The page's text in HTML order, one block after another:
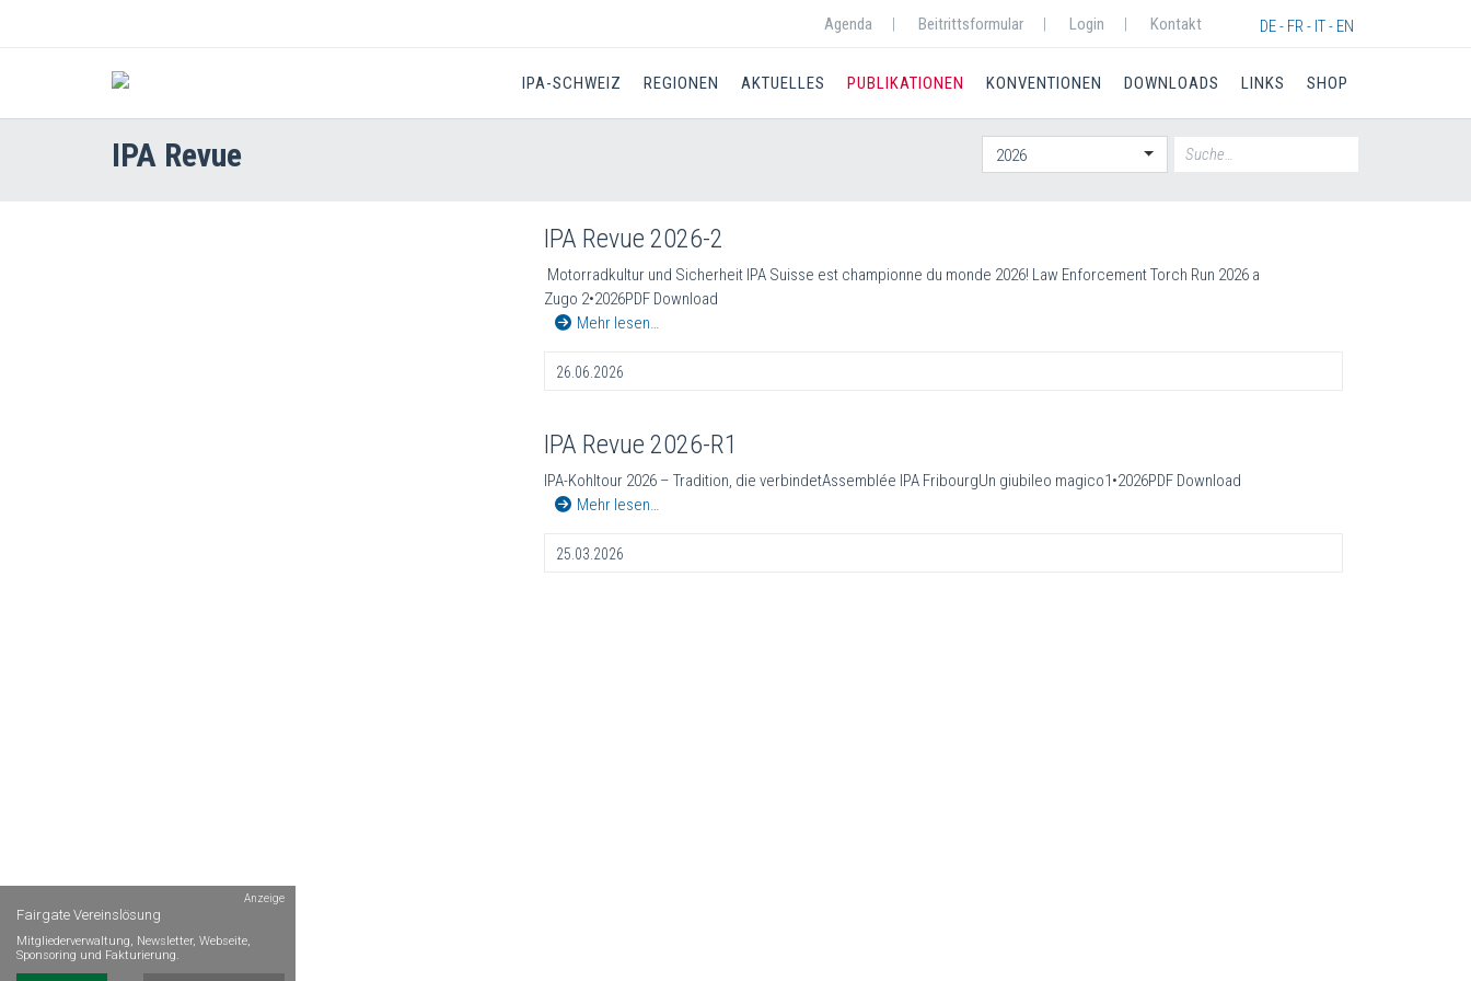
Agenda Beitrittsformular Login Kontakt DE - FR - IT - EN
IPA-SCHWEIZ REGIONEN AKTUELLES PUBLIKATIONEN KONVENTIONEN DOWNLOADS LINKS SHOP
IPA Revue 2026
IPA Revue 2026-2
Motorradkultur und Sicherheit IPA Suisse est championne du monde 2026! Law Enforcement Torch Run 2026 a
Zugo 2•2026PDF Download
Mehr lesen…
26.06.2026
IPA Revue 2026-R1
IPA-Kohltour 2026 – Tradition, die verbindetAssemblée IPA FribourgUn giubileo magico1•2026PDF Download
Mehr lesen…
25.03.2026
Anzeige
Fairgate Vereinslösung
Mitgliederverwaltung, Newsletter, Webseite,
Sponsoring und Fakturierung.